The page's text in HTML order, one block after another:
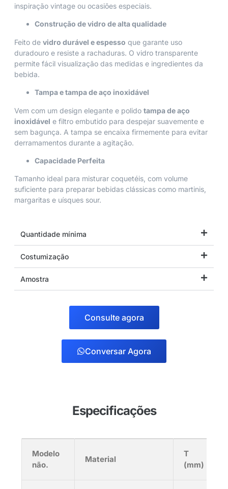
inspiração vintage ou ocasiões especiais.
Construção de vidro de alta qualidade
Feito de vidro durável e espesso que garante uso
duradouro e resiste a rachaduras. O vidro transparente
permite fácil visualização das medidas e ingredientes da
bebida.
Tampa e tampa de aço inoxidável
Vem com um design elegante e polido tampa de aço
inoxidável e filtro embutido para despejar suavemente e
sem bagunça. A tampa se encaixa firmemente para evitar
derramamentos durante a agitação.
Capacidade Perfeita
Tamanho ideal para misturar coquetéis, com volume
suficiente para preparar bebidas clássicas como martinis,
margaritas e uísques sour.
Quantidade mínima
Costumização
Amostra
Consulte agora
Conversar Agora
Especificações
Modelo
não.
Material
T
(mm)